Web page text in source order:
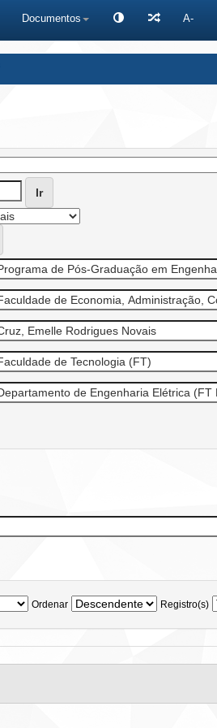
Documentos A-
Ordenar Registro(s)